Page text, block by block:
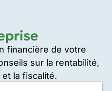
financière de votre
sur la rentabilité,
la fiscalité.